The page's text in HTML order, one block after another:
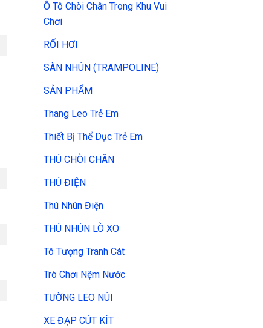
Ô Tô Chòi Chân Trong Khu Vui
Chơi
RỐI HƠI
SÀN NHÚN (TRAMPOLINE)
SẢN PHẨM
Thang Leo Trẻ Em
Thiết Bị Thể Dục Trẻ Em
THÚ CHÒI CHÂN
THÚ ĐIỆN
Thú Nhún Điện
THÚ NHÚN LÒ XO
Tô Tượng Tranh Cát
Trò Chơi Nệm Nước
TƯỜNG LEO NÚI
XE ĐẠP CÚT KÍT